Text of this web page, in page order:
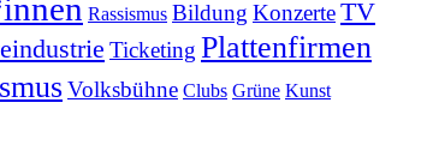
Rassismus Bildung KonzerteTV
Ticketing Plattenfirmen
Volksbühne Clubs Grüne Kunst